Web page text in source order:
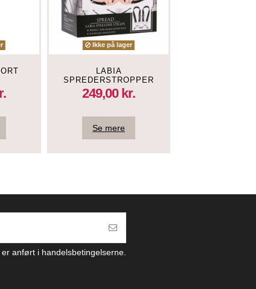
Ikke på lager
LABIA
SPREDERSTROPPER
MED KLEMMER
249,00 kr.
Se mere
anført i handelsbetingelserne.